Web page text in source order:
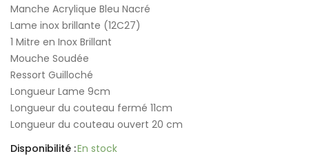
Manche Acrylique Bleu Nacré
Lame inox brillante (12C27)
1 Mitre en Inox Brillant
Mouche Soudée
Ressort Guilloché
Longueur Lame 9cm
Longueur du couteau fermé 11cm
Longueur du couteau ouvert 20 cm
Disponibilité :En stock